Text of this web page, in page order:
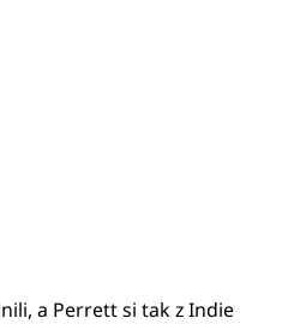
a Perrett si tak z Indie